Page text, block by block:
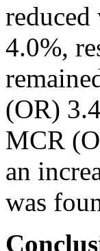
4.0%,
(OR)
MCR
an
was